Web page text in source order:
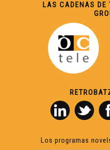
LAS CADENAS DE
Los programas